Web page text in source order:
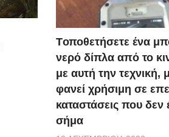
Tοποθετήσετε ένα
νερό δίπλα από το
με αυτή την τεχνική,
φανεί χρήσιμη σε
καταστάσεις που δεν
σήμα